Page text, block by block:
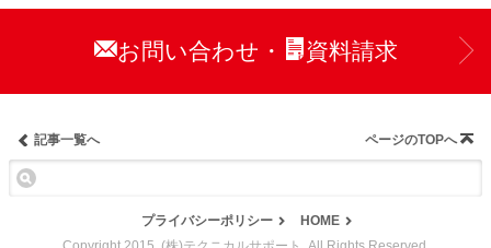
お問い合わせ ・ 資料請求
記事一覧へ ページのTOPへ
プライバシーポリシー
HOME